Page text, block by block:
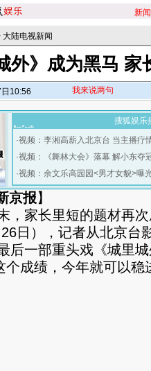
新闻
大陆电视新闻
外》成为黑马
10:56 我来说两句
搜狐娱乐
·视频：李湘高薪入北京台 当主播疗
·视频：《舞林大会》落幕 解小东夺
·视频：余文乐高园园<男才女貌>曝
京报】
家长里短的题材再次
日），记者从北京台
后一部重头戏《城里
个成绩，今年就可以